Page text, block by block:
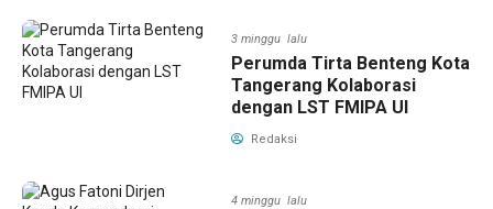
3 minggu lalu
Perumda Tirta Benteng Kota
Tangerang Kolaborasi
dengan LST FMIPA UI
Redaksi
4 minggu lalu